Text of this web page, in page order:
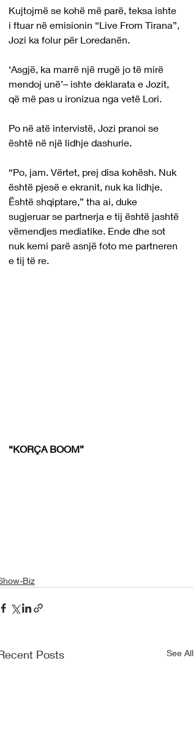
Kujtojmë se kohë më parë, teksa ishte
i ftuar në emisionin “Live From Tirana”,
Jozi ka folur për Loredanën.
‘Asgjë, ka marrë një rrugë jo të mirë
mendoj unë’– ishte deklarata e Jozit,
që më pas u ironizua nga vetë Lori.
Po në atë intervistë, Jozi pranoi se
është në një lidhje dashurie.
“Po, jam. Vërtet, prej disa kohësh. Nuk
është pjesë e ekranit, nuk ka lidhje.
Është shqiptare,” tha ai, duke
sugjeruar se partnerja e tij është jashtë
vëmendjes mediatike. Ende dhe sot
nuk kemi parë asnjë foto me partneren
e tij të re.
“KORÇA BOOM”
Biz
Posts See All